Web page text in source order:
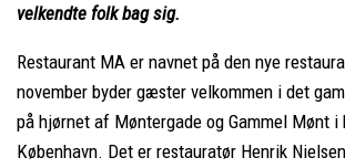
velkendte folk bag sig.
Restaurant MA er navnet på den nye
november byder gæster velkommen i det
på hjørnet af Møntergade og Gammel Mønt
København. Det er restauratør Henrik